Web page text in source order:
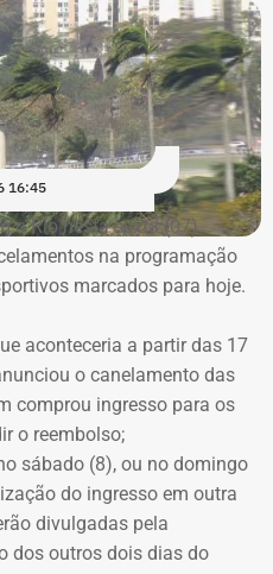
16:45
o Rio nesta sexta (07)
na programação
marcados para hoje.
aconteceria a partir das 17
o canelamento das
comprou ingresso para os
o reembolso;
sábado (8), ou no domingo
do ingresso em outra
divulgadas pela
dos outros dois dias do